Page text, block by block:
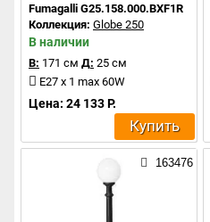
Fumagalli G25.158.000.BXF1R
Коллекция: Globe 250
В наличии
В: 171 см Д: 25 см
E27 x 1 max 60W
Цена: 24 133 Р.
Купить
163476